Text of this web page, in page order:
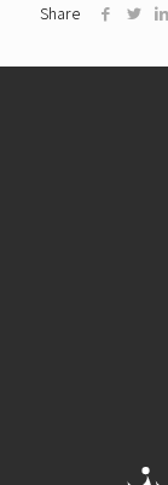
Share